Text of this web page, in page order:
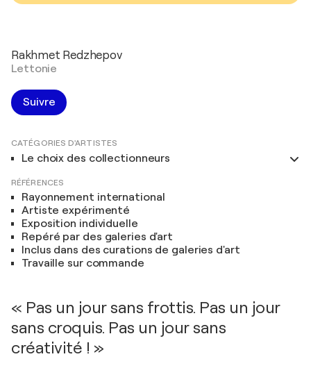
Rakhmet Redzhepov
Lettonie
Suivre
CATÉGORIES D'ARTISTES
Le choix des collectionneurs
RÉFÉRENCES
Rayonnement international
Artiste expérimenté
Exposition individuelle
Repéré par des galeries d'art
Inclus dans des curations de galeries d'art
Travaille sur commande
« Pas un jour sans frottis. Pas un jour
sans croquis. Pas un jour sans
créativité ! »